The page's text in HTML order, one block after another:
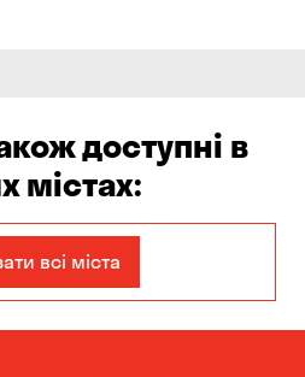
доступні в
містах:
Бабурка
всі міста